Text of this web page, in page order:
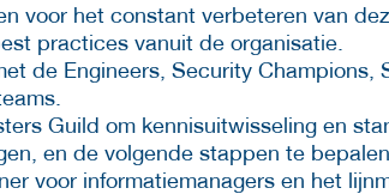
voor het constant verbeteren van
practices vanuit de organisatie.
de Engineers, Security Champions,
Guild om kennisuitwisseling en
en de volgende stappen te bepalen.
voor informatiemanagers en het